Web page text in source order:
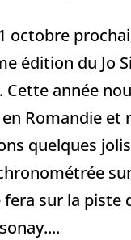
octobre
édition du Jo
Cette année
Romandie et
quelques
sur la piste